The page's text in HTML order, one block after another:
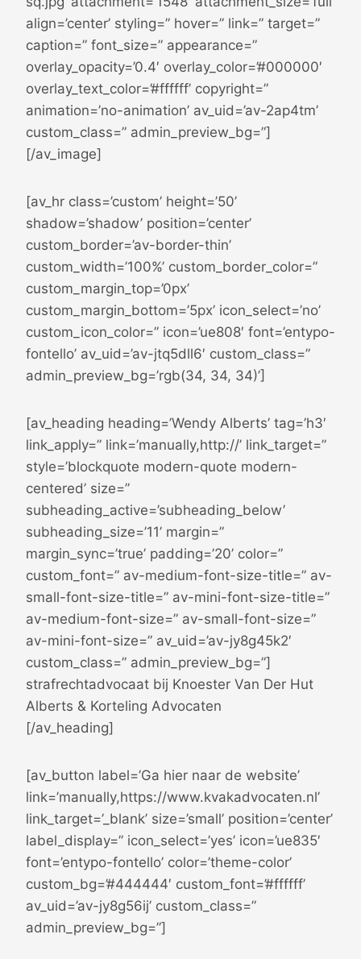
align=’center’ styling=” hover=” link=” target=”
caption=” font_size=” appearance=”
overlay_opacity=’0.4′ overlay_color=’#000000′
overlay_text_color=’#ffffff’ copyright=”
animation=’no-animation’ av_uid=’av-2ap4tm’
custom_class=” admin_preview_bg=”]
[/av_image]
[av_hr class=’custom’ height=’50’
shadow=’shadow’ position=’center’
custom_border=’av-border-thin’
custom_width=’100%’ custom_border_color=”
custom_margin_top=’0px’
custom_margin_bottom=’5px’ icon_select=’no’
custom_icon_color=” icon=’ue808′ font=’entypo-
fontello’ av_uid=’av-jtq5dll6′ custom_class=”
admin_preview_bg=’rgb(34, 34, 34)’]
[av_heading heading=’Wendy Alberts’ tag=’h3′
link_apply=” link=’manually,http://’ link_target=”
style=’blockquote modern-quote modern-
centered’ size=”
subheading_active=’subheading_below’
subheading_size=’11’ margin=”
margin_sync=’true’ padding=’20’ color=”
custom_font=” av-medium-font-size-title=” av-
small-font-size-title=” av-mini-font-size-title=”
av-medium-font-size=” av-small-font-size=”
av-mini-font-size=” av_uid=’av-jy8g45k2′
custom_class=” admin_preview_bg=”]
strafrechtadvocaat bij Knoester Van Der Hut
Alberts & Korteling Advocaten
[/av_heading]
[av_button label=’Ga hier naar de website’
link=’manually,https://www.kvakadvocaten.nl’
link_target=’_blank’ size=’small’ position=’center’
label_display=” icon_select=’yes’ icon=’ue835′
font=’entypo-fontello’ color=’theme-color’
custom_bg=’#444444′ custom_font=’#ffffff’
av_uid=’av-jy8g56ij’ custom_class=”
admin_preview_bg=”]